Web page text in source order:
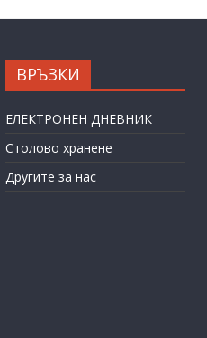
ВРЪЗКИ
ЕЛЕКТРОНЕН ДНЕВНИК
Столово хранене
Другите за нас